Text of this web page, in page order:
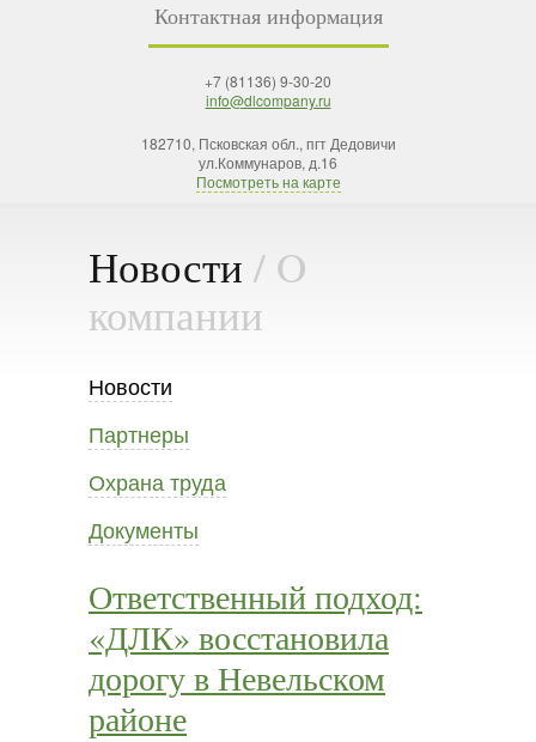
Контактная информация
+7 (81136) 9-30-20
info@dlcompany.ru
182710, Псковская обл., пгт Дедовичи
ул.Коммунаров, д.16
Посмотреть на карте
Новости / O
компании
Новости
Партнеры
Охрана труда
Документы
Ответственный подход:
«ДЛК» восстановила
дорогу в Невельском
районе